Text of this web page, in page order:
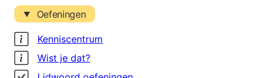
Oefeningen
Kenniscentrum
Wist je dat?